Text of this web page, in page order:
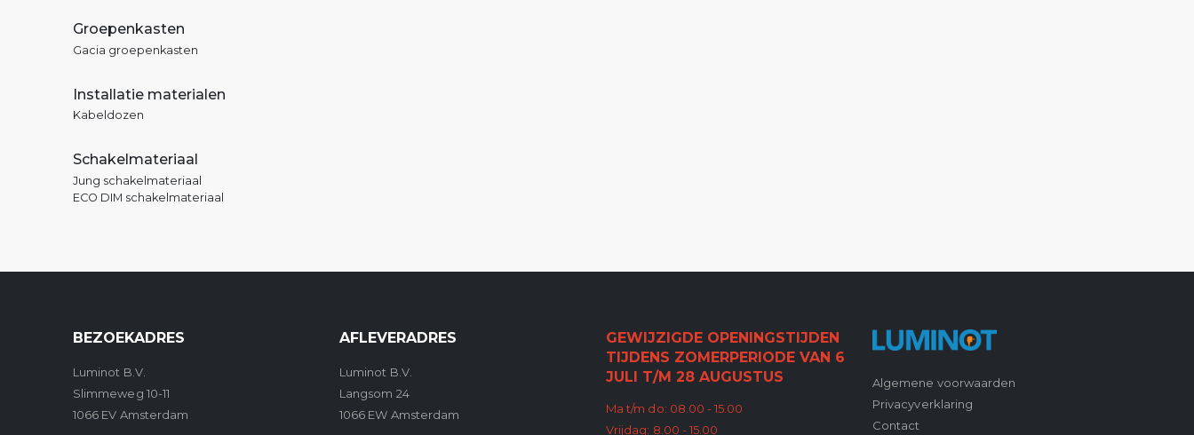
Groepenkasten
Gacia groepenkasten
Installatie materialen
Kabeldozen
Schakelmateriaal
Jung schakelmateriaal
ECO DIM schakelmateriaal
BEZOEKADRES
Luminot B.V.
Slimmeweg 10-11
1066 EV Amsterdam
AFLEVERADRES
Luminot B.V.
Langsom 24
1066 EW Amsterdam
GEWIJZIGDE OPENINGSTIJDEN
TIJDENS ZOMERPERIODE VAN 6
JULI T/M 28 AUGUSTUS
Ma t/m do: 08.00 - 15.00
Vrijdag: 8.00 - 15.00
Algemene voorwaarden
Privacyverklaring
Contact